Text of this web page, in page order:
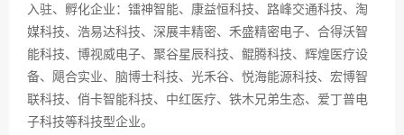
入驻、孵化企业： 镭神智能、康益恒科技、路峰交通科技、淘
媒科技、浩易达科技、深展丰精密、禾盛精密电子、合得沃智
能科技、博视威电子、 聚谷星辰科技、鲲腾科技、辉煌医疗设
备、飓合实业、脑博士科技、光禾谷、悦海能源科技、宏博智
联科技、俏卡智能科技、 中红医疗、铁木兄弟生态、爱丁普电
子科技等科技型企业。